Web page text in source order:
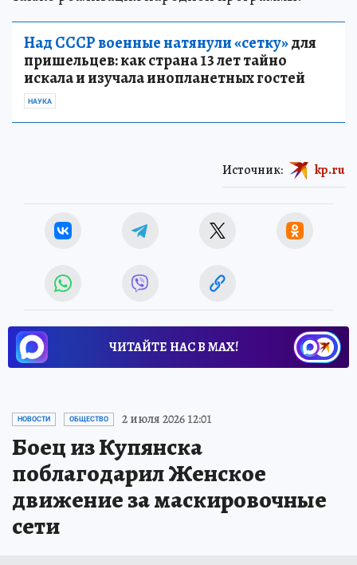
Над СССР военные натянули «сетку»для
пришельцев: как страна 13 лет тайно
искала и изучала инопланетных гостей
НАУКА
Источник: kp.ru
ЧИТАЙТЕ НАС В МАХ!
НОВОСТИ ОБЩЕСТВО 2 июля 2026 12:01
Боец из Купянска
поблагодарил Женское
движение за маскировочные
сети